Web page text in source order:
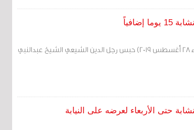
مددت السلطات البحرينية (الأربعاء 28 أغسطس 2019) حبس رجل الدين الشيعي الشيخ عبدالنبي
حتى الأربعاء لعرضه على النيابة